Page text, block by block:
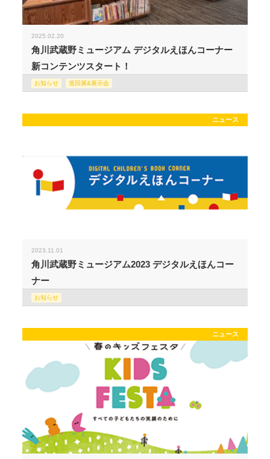
2025.02.20
角川武蔵野ミュージアム デジタルえほんコーナー
新コンテンツスタート！
お知らせ 巡回展&展示会
ニュース
2023.11.01
角川武蔵野ミュージアム2023 デジタルえほんコー
ナー
お知らせ
ニュース